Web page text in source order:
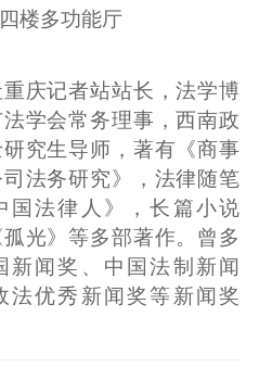
楼多功能厅
庆记者站站长，法学博
学会常务理事，西南政
究生导师，著有《商事
法务研究》，法律随笔
国法律人》，长篇小说
孤光》等多部著作。曾多
新闻奖、中国法制新闻
法优秀新闻奖等新闻奖